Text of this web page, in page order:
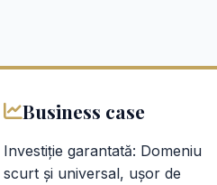
Business case
Investiție garantată: Domeniu
scurt și universal, ușor de